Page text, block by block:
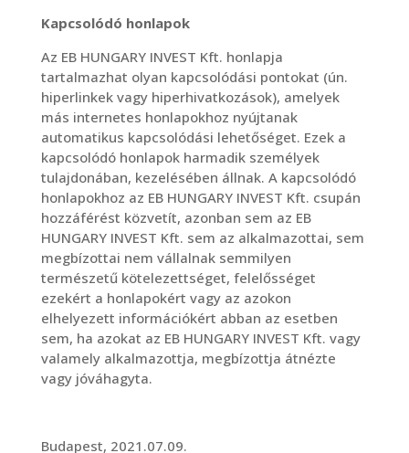
Kapcsolódó honlapok
Az EB HUNGARY INVEST Kft. honlapja
tartalmazhat olyan kapcsolódási pontokat (ún.
hiperlinkek vagy hiperhivatkozások), amelyek
más internetes honlapokhoz nyújtanak
automatikus kapcsolódási lehetőséget. Ezek a
kapcsolódó honlapok harmadik személyek
tulajdonában, kezelésében állnak. A kapcsolódó
honlapokhoz az EB HUNGARY INVEST Kft. csupán
hozzáférést közvetít, azonban sem az EB
HUNGARY INVEST Kft. sem az alkalmazottai, sem
megbízottai nem vállalnak semmilyen
természetű kötelezettséget, felelősséget
ezekért a honlapokért vagy az azokon
elhelyezett információkért abban az esetben
sem, ha azokat az EB HUNGARY INVEST Kft. vagy
valamely alkalmazottja, megbízottja átnézte
vagy jóváhagyta.
Budapest, 2021.07.09.